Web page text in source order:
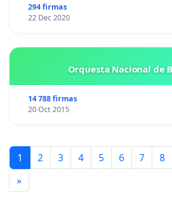
294 firmas
22 Dec 2020
Orquesta Nacional de
14 788 firmas
20 Oct 2015
1 2 3 4 5 6 7 8
»